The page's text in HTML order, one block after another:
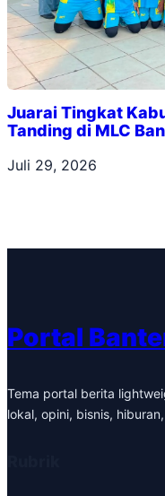
Juarai Tingkat
Tanding di MLC
Juli 29, 2026
Portal
Tema portal berita
lokal, opini, bisnis,